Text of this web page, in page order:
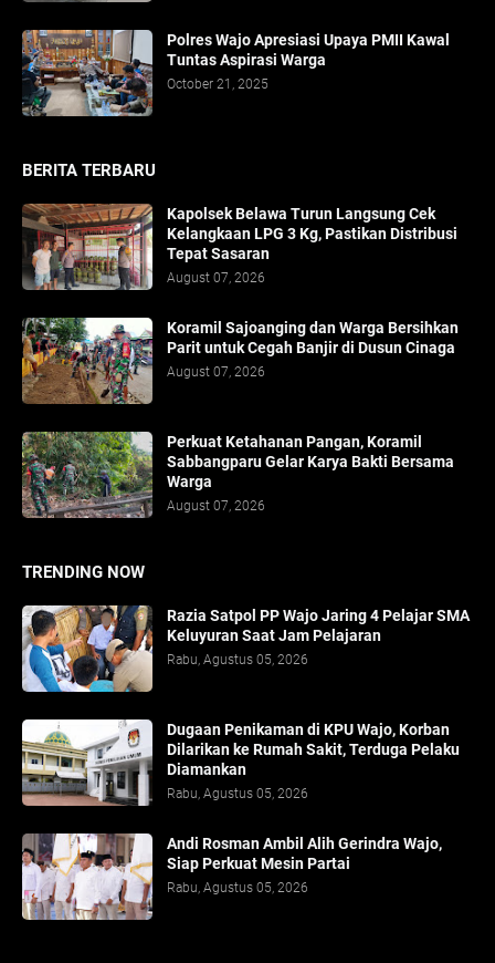
Polres Wajo Apresiasi Upaya PMII Kawal
Tuntas Aspirasi Warga
October 21, 2025
BERITA TERBARU
Kapolsek Belawa Turun Langsung Cek
Kelangkaan LPG 3 Kg, Pastikan Distribusi
Tepat Sasaran
August 07, 2026
Koramil Sajoanging dan Warga Bersihkan
Parit untuk Cegah Banjir di Dusun Cinaga
August 07, 2026
Perkuat Ketahanan Pangan, Koramil
Sabbangparu Gelar Karya Bakti Bersama
Warga
August 07, 2026
TRENDING NOW
Razia Satpol PP Wajo Jaring 4 Pelajar SMA
Keluyuran Saat Jam Pelajaran
Rabu, Agustus 05, 2026
Dugaan Penikaman di KPU Wajo, Korban
Dilarikan ke Rumah Sakit, Terduga Pelaku
Diamankan
Rabu, Agustus 05, 2026
Andi Rosman Ambil Alih Gerindra Wajo,
Siap Perkuat Mesin Partai
Rabu, Agustus 05, 2026